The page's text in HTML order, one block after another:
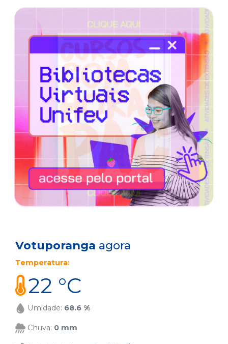
Votuporanga agora
Temperatura:
22 °C
Umidade: 68.6 %
Chuva: 0 mm